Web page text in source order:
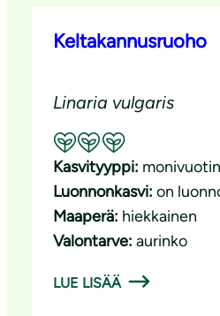
Keltakannusruoho
Linaria vulgaris
Suositeltavuus:
Kasvityyppi:
Luonnonkasvi: on
Maaperä: hiekkainen
Valontarve: aurinko
LUE LISÄÄ